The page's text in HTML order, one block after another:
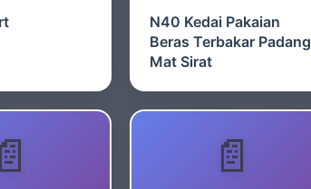
N40 Kedai Pakaian
Beras Terbakar Padang
Mat Sirat